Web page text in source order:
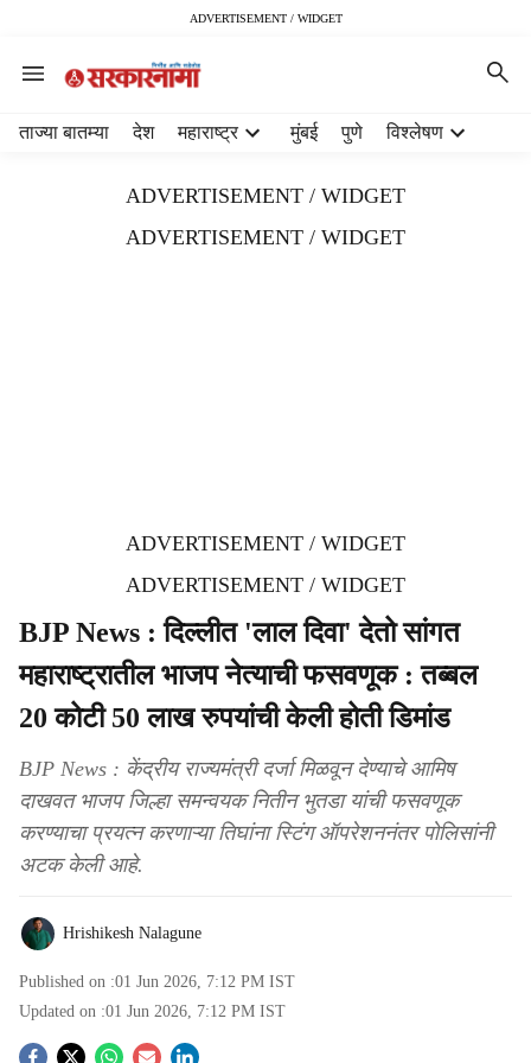
ADVERTISEMENT / WIDGET
ताज्या बातम्या देश महाराष्ट्र मुंबई पुणे विश्लेषण
ADVERTISEMENT / WIDGET
ADVERTISEMENT / WIDGET
ADVERTISEMENT / WIDGET
ADVERTISEMENT / WIDGET
BJP News : दिल्लीत 'लाल दिवा' देतो सांगत
महाराष्ट्रातील भाजप नेत्याची फसवणूक : तब्बल
20 कोटी 50 लाख रुपयांची केली होती डिमांड
BJP News : केंद्रीय राज्यमंत्री दर्जा मिळवून देण्याचे आमिष
दाखवत भाजप जिल्हा समन्वयक नितीन भुतडा यांची फसवणूक
करण्याचा प्रयत्न करणाऱ्या तिघांना स्टिंग ऑपरेशननंतर पोलिसांनी
अटक केली आहे.
Hrishikesh Nalagune
Published on :01 Jun 2026, 7:12 PM IST
Updated on :01 Jun 2026, 7:12 PM IST